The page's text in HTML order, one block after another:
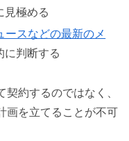
見極める
ースなどの最新のメ
に判断する
約するのではなく、
画を立てることが不可